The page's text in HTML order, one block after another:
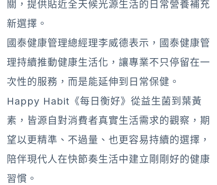
關，提供貼近全天候光源生活的日常營養補充
新選擇。
國泰健康管理總經理李威德表示，國泰健康管
理持續推動健康生活化，讓專業不只停留在一
次性的服務，而是能延伸到日常保健。
Happy Habit《每日衡好》從益生菌到葉黃
素，皆源自對消費者真實生活需求的觀察，期
望以更精準、不過量、也更容易持續的選擇，
陪伴現代人在快節奏生活中建立剛剛好的健康
習慣。